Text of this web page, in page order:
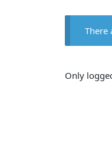
There
Only